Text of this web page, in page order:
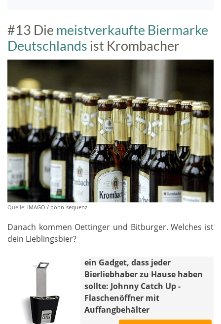
#13 Die meistverkaufte Biermarke
Deutschlands ist Krombacher
Quelle: IMAGO / bonn-sequenz
Danach kommen Oettinger und Bitburger. Welches ist
dein Lieblingsbier?
ein Gadget, dass jeder
Bierliebhaber zu Hause haben
sollte: Johnny Catch Up -
Flaschenöffner mit
Auffangbehälter